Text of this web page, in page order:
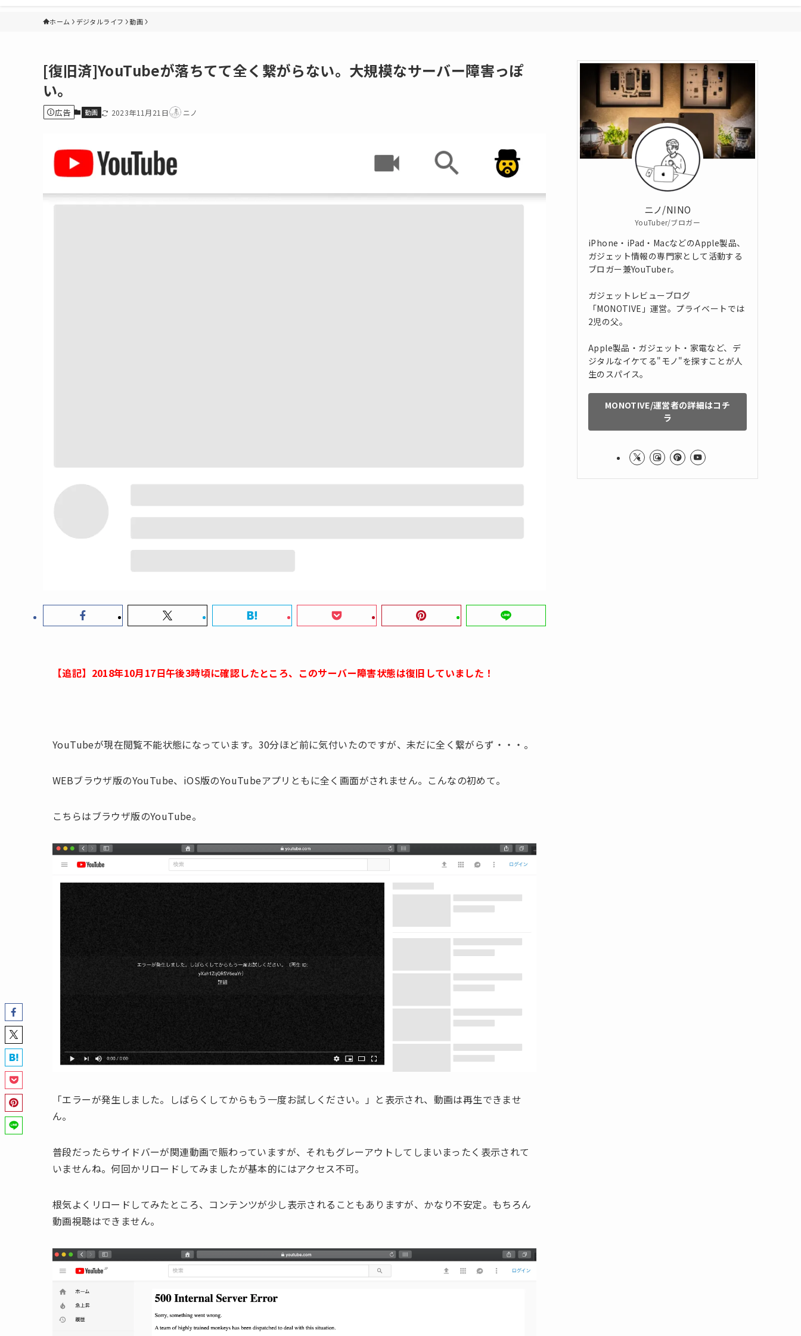
ホーム デジタルライフ 動画
[復旧済]YouTubeが落ちてて全く繋がらない。大規模なサーバー障害っぽ
い。
広告 動画 2023年11月21日 ニノ
【追記】2018年10月17日午後3時頃に確認したところ、このサーバー障害状態は復旧していました！
YouTubeが現在閲覧不能状態になっています。30分ほど前に気付いたのですが、未だに全く繋がらず・・・。
WEBブラウザ版のYouTube、iOS版のYouTubeアプリともに全く画面がされません。こんなの初めて。
こちらはブラウザ版のYouTube。
「エラーが発生しました。しばらくしてからもう一度お試しください。」と表示され、動画は再生できませ
ん。
普段だったらサイドバーが関連動画で賑わっていますが、それもグレーアウトしてしまいまったく表示されて
いませんね。何回かリロードしてみましたが基本的にはアクセス不可。
根気よくリロードしてみたところ、コンテンツが少し表示されることもありますが、かなり不安定。もちろん
動画視聴はできません。
ニノ/NINO
YouTuber/ブロガー
iPhone・iPad・MacなどのApple製品、
ガジェット情報の専門家として活動する
ブロガー兼YouTuber。
ガジェットレビューブログ
「MONOTIVE」運営。プライベートでは
2児の父。
Apple製品・ガジェット・家電など、デ
ジタルなイケてる"モノ"を探すことが人
生のスパイス。
MONOTIVE/運営者の詳細はコチ
ラ